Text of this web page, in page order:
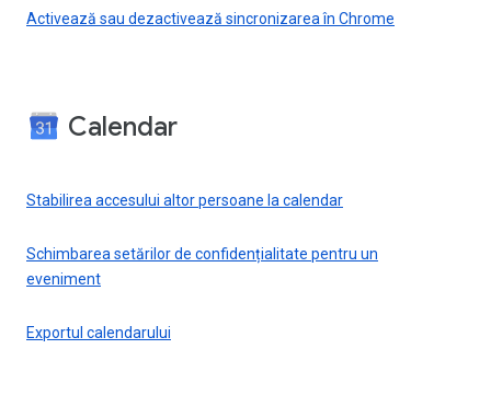
Activează sau dezactivează sincronizarea în Chrome
Calendar
Stabilirea accesului altor persoane la calendar
Schimbarea setărilor de confidențialitate pentru un
eveniment
Exportul calendarului